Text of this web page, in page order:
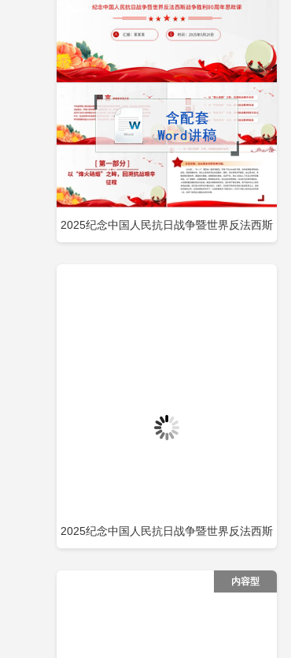
2025纪念中国人民抗日战争暨世界反法西斯
添加收藏 立即下载
2025纪念中国人民抗日战争暨世界反法西斯
添加收藏 立即下载
内容型